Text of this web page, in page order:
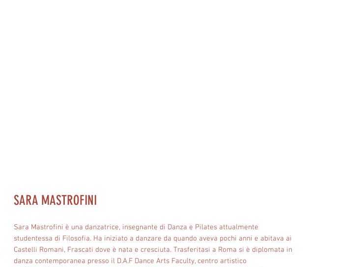
SARA MASTROFINI
Sara Mastrofini è una danzatrice, insegnante di Danza e Pilates attualmente
studentessa di Filosofia. Ha iniziato a danzare da quando aveva pochi anni e abitava ai
Castelli Romani, Frascati dove è nata e cresciuta. Trasferitasi a Roma si è diplomata in
danza contemporanea presso il D.A.F Dance Arts Faculty, centro artistico